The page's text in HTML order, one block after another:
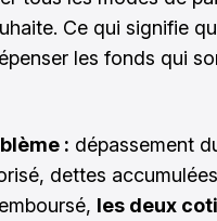
Ce qui signifie
les fonds qui
: dépassement
dettes
les deux